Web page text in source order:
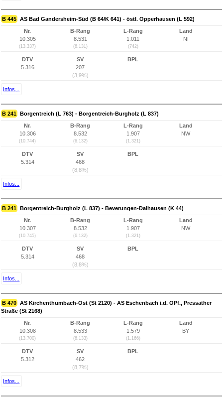
B 445 AS Bad Gandersheim-Süd (B 64/K 641) - östl. Opperhausen (L 592)
Nr.
10.305
(13.337)
B-Rang
8.531
(6.131)
L-Rang
1.011
(742)
Land
NI
DTV
5.316
SV
207
(3,9%)
BPL
Infos...
B 241 Borgentreich (L 763) - Borgentreich-Burgholz (L 837)
Nr.
10.306
(10.744)
B-Rang
8.532
(6.132)
L-Rang
1.907
(1.321)
Land
NW
DTV
5.314
SV
468
(8,8%)
BPL
Infos...
B 241 Borgentreich-Burgholz (L 837) - Beverungen-Dalhausen (K 44)
Nr.
10.307
(10.745)
B-Rang
8.532
(6.132)
L-Rang
1.907
(1.321)
Land
NW
DTV
5.314
SV
468
(8,8%)
BPL
Infos...
B 470 AS Kirchenthumbach-Ost (St 2120) - AS Eschenbach i.d. OPf., Pressather
Straße (St 2168)
Nr.
10.308
(13.700)
B-Rang
8.533
(6.133)
L-Rang
1.579
(1.166)
Land
BY
DTV
5.312
SV
462
(8,7%)
BPL
Infos...